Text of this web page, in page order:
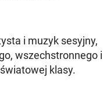
i muzyk sesyjny,
wszechstronnego i
klasy.